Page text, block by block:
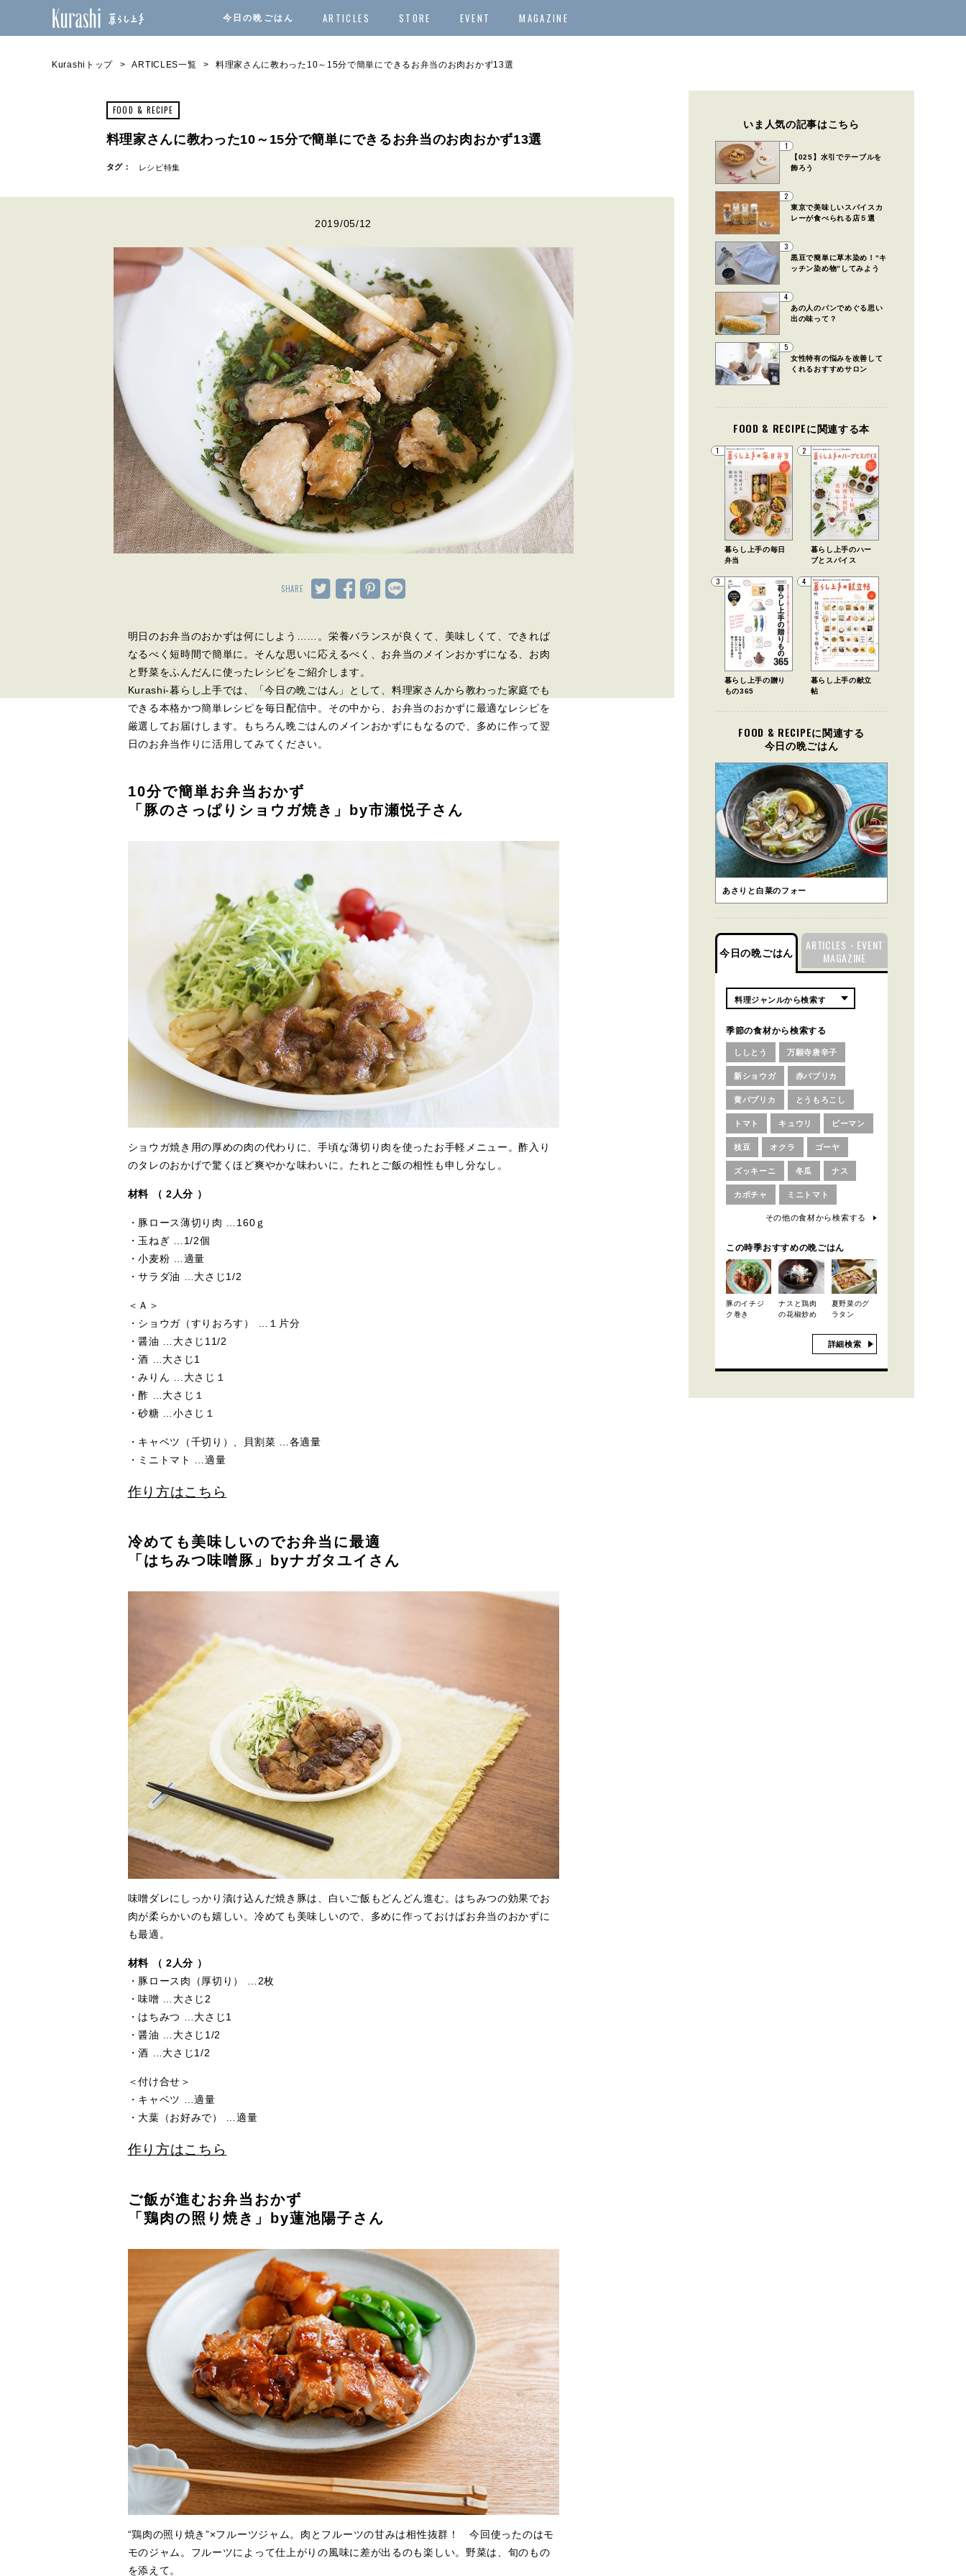
今日の晩ごはん ARTICLES STORE EVENT MAGAZINE
Kurashiトップ ARTICLES一覧 料理家さんに教わった10～15分で簡単にできるお弁当のお肉おかず13選
FOOD & RECIPE
料理家さんに教わった10～15分で簡単にできるお弁当のお肉おかず13選
タグ： レシピ特集
2019/05/12
SHARE
明日のお弁当のおかずは何にしよう……。栄養バランスが良くて、美味しくて、できれば
なるべく短時間で簡単に。そんな思いに応えるべく、お弁当のメインおかずになる、お肉
と野菜をふんだんに使ったレシピをご紹介します。
Kurashi-暮らし上手では、「今日の晩ごはん」として、料理家さんから教わった家庭でも
できる本格かつ簡単レシピを毎日配信中。その中から、お弁当のおかずに最適なレシピを
厳選してお届けします。もちろん晩ごはんのメインおかずにもなるので、多めに作って翌
日のお弁当作りに活用してみてください。
10分で簡単お弁当おかず
「豚のさっぱりショウガ焼き」by市瀬悦子さん
ショウガ焼き用の厚めの肉の代わりに、手頃な薄切り肉を使ったお手軽メニュー。酢入り
のタレのおかげで驚くほど爽やかな味わいに。たれとご飯の相性も申し分なし。
材料 （ 2人分 ）
・豚ロース薄切り肉 …160ｇ
・玉ねぎ …1/2個
・小麦粉 …適量
・サラダ油 …大さじ1/2
＜Ａ＞
・ショウガ（すりおろす） …１片分
・醤油 …大さじ11/2
・酒 …大さじ1
・みりん …大さじ１
・酢 …大さじ１
・砂糖 …小さじ１
・キャベツ（千切り）、貝割菜 …各適量
・ミニトマト …適量
作り方はこちら
冷めても美味しいのでお弁当に最適
「はちみつ味噌豚」byナガタユイさん
味噌ダレにしっかり漬け込んだ焼き豚は、白いご飯もどんどん進む。はちみつの効果でお
肉が柔らかいのも嬉しい。冷めても美味しいので、多めに作っておけばお弁当のおかずに
も最適。
材料 （ 2人分 ）
・豚ロース肉（厚切り） …2枚
・味噌 …大さじ2
・はちみつ …大さじ1
・醤油 …大さじ1/2
・酒 …大さじ1/2
＜付け合せ＞
・キャベツ …適量
・大葉（お好みで） …適量
作り方はこちら
ご飯が進むお弁当おかず
「鶏肉の照り焼き」by蓮池陽子さん
“鶏肉の照り焼き”×フルーツジャム。肉とフルーツの甘みは相性抜群！ 今回使ったのはモ
モのジャム。フルーツによって仕上がりの風味に差が出るのも楽しい。野菜は、旬のもの
を添えて。
いま人気の記事はこちら
1
【025】水引でテーブルを
飾ろう
2
東京で美味しいスパイスカ
レーが食べられる店５選
3
黒豆で簡単に草木染め！“キ
ッチン染め物”してみよう
4
あの人のパンでめぐる思い
出の味って？
5
女性特有の悩みを改善して
くれるおすすめサロン
FOOD & RECIPEに関連する本
1
暮らし上手の毎日
弁当
2
暮らし上手のハー
ブとスパイス
3
暮らし上手の贈り
もの365
4
暮らし上手の献立
帖
FOOD & RECIPEに関連する
今日の晩ごはん
あさりと白菜のフォー
今日の晩ごはん
ARTICLES・EVENT
MAGAZINE
季節の食材から検索する
ししとう 万願寺唐辛子
新ショウガ 赤パプリカ
黄パプリカ とうもろこし
トマト キュウリ ピーマン
枝豆 オクラ ゴーヤ
ズッキーニ 冬瓜 ナス
カボチャ ミニトマト
その他の食材から検索する
この時季おすすめの晩ごはん
豚のイチジ
ク巻き
ナスと鶏肉
の花椒炒め
夏野菜のグ
ラタン
詳細検索